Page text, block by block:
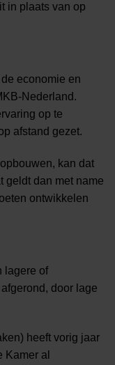
in plaats van op
economie en
Nederland.
op te
afstand gezet.
kan dat
geldt dan met name
ontwikkelen
lagere of
door lage
heeft vorig jaar
Kamer al